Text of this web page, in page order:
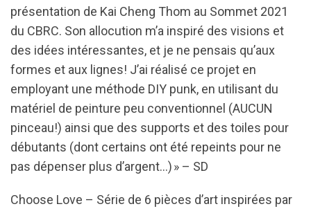
présentation de Kai Cheng Thom au Sommet 2021
du CBRC. Son allocution m’a inspiré des visions et
des idées intéressantes, et je ne pensais qu’aux
formes et aux lignes! J’ai réalisé ce projet en
employant une méthode DIY punk, en utilisant du
matériel de peinture peu conventionnel (AUCUN
pinceau!) ainsi que des supports et des toiles pour
débutants (dont certains ont été repeints pour ne
pas dépenser plus d’argent…) » – SD
Choose Love – Série de 6 pièces d’art inspirées par